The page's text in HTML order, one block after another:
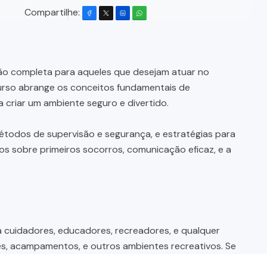
Compartilhe:
completa para aqueles que desejam atuar no
abrange os conceitos fundamentais de
um ambiente seguro e divertido.
de supervisão e segurança, e estratégias para
sobre primeiros socorros, comunicação eficaz, e a
educadores, recreadores, e qualquer
acampamentos, e outros ambientes recreativos. Se